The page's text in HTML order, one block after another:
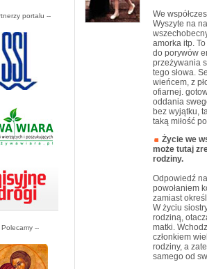
portalu --
Polecamy --
We
Wyszyte na
amorka itp.
do porywów
przeżywania
tego słowa.
wieńcem, z
ofiarnej.
oddania
bez wyjątku,
taką miłość
Życie we
może tutaj
rodziny.
Odpowiedź
powołaniem
zamiast
W życiu
rodziną,
matki.
członkiem
rodziny, a
samego od